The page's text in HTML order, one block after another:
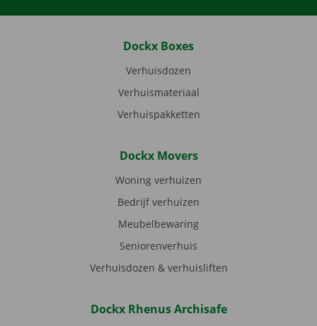
Dockx Boxes
Verhuisdozen
Verhuismateriaal
Verhuispakketten
Dockx Movers
Woning verhuizen
Bedrijf verhuizen
Meubelbewaring
Seniorenverhuis
Verhuisdozen & verhuisliften
Dockx Rhenus Archisafe